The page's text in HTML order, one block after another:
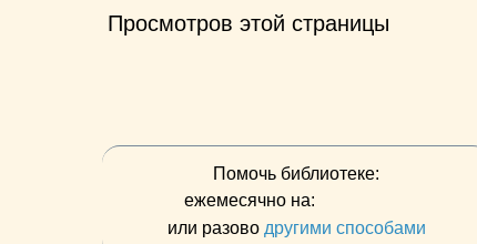
Просмотров этой страницы
Помочь библиотеке:
ежемесячно на:
или разово другими способами